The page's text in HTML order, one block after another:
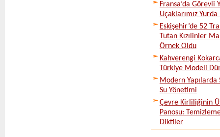
Fransa’da Görevli
Uçaklarımız
Eskişehir’de 52
Tutan Kızılinler
Örnek Oldu
Kahverengi
Türkiye Modeli
Modern Yapılarda
Su Yönetimi
Çevre Kirliliğinin
Panosu:
Diktiler